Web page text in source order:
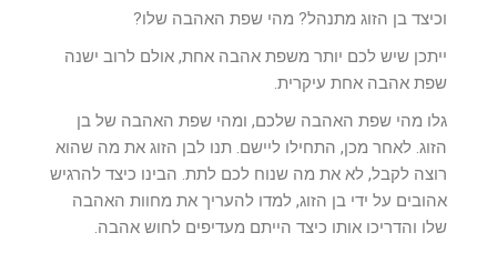
וכיצד בן הזוג מתנהל? מהי שפת האהבה שלו?
ייתכן שיש לכם יותר משפת אהבה אחת, אולם לרוב ישנה
שפת אהבה אחת עיקרית.
גלו מהי שפת האהבה שלכם, ומהי שפת האהבה של בן
הזוג. לאחר מכן, התחילו ליישם. תנו לבן הזוג את מה שהוא
רוצה לקבל, לא את מה שנוח לכם לתת. הבינו כיצד להרגיש
אהובים על ידי בן הזוג, למדו להעריך את מחוות האהבה
שלו והדריכו אותו כיצד הייתם מעדיפים לחוש אהבה.